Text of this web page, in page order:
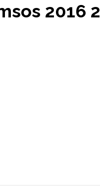
2016 2